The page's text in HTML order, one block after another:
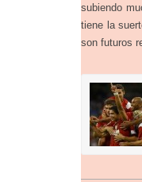
subiendo
tiene la
son futuros